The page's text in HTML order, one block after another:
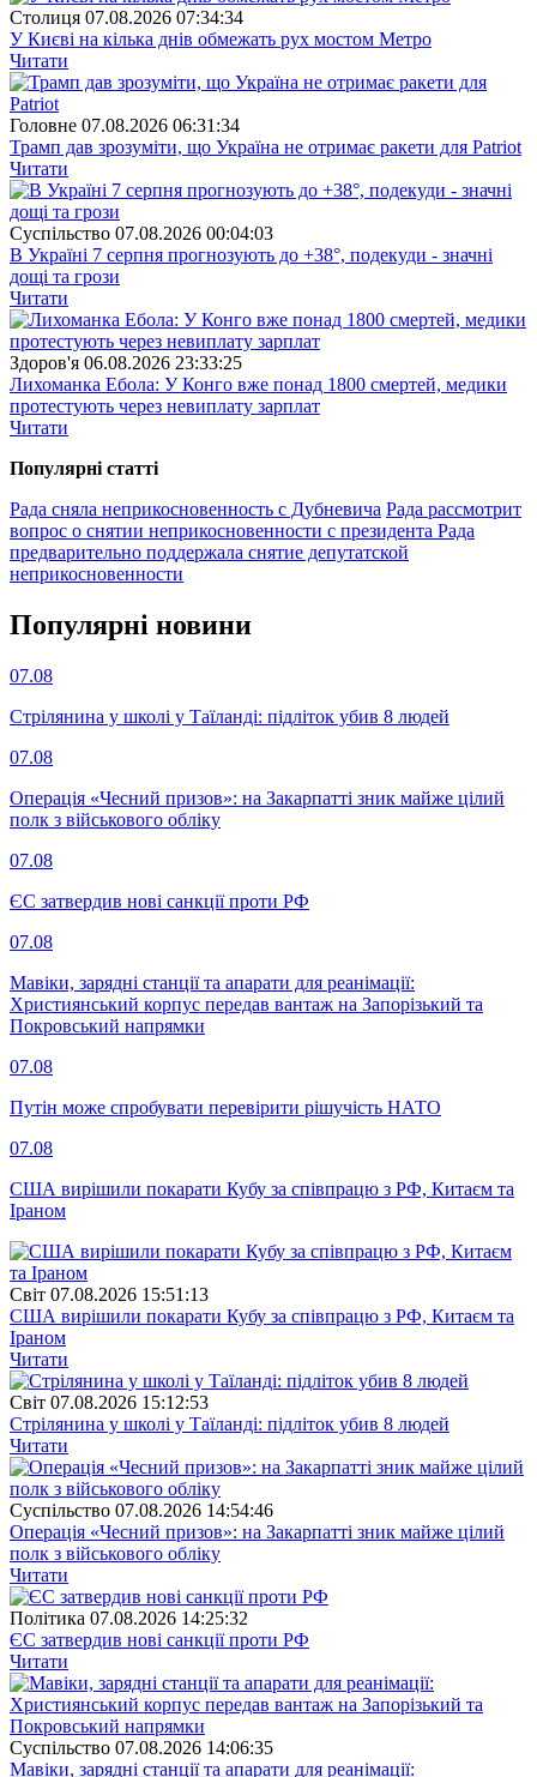
Столиця 07.08.2026 07:34:34
У Києві на кілька днів обмежать рух мостом Метро
Читати
Головне 07.08.2026 06:31:34
Трамп дав зрозуміти, що Україна не отримає ракети для Patriot
Читати
Суспiльство 07.08.2026 00:04:03
В Україні 7 серпня прогнозують до +38°, подекуди - значні
дощі та грози
Читати
Здоров'я 06.08.2026 23:33:25
Лихоманка Ебола: У Конго вже понад 1800 смертей, медики
протестують через невиплату зарплат
Читати
Популярнi статтi
Рада сняла неприкосновенность с Дубневича Рада рассмотрит
вопрос о снятии неприкосновенности с президента Рада
предварительно поддержала снятие депутатской
неприкосновенности
Популярнi новини
07.08
Стрілянина у школі у Таїланді: підліток убив 8 людей
07.08
Операція «Чесний призов»: на Закарпатті зник майже цілий
полк з військового обліку
07.08
ЄС затвердив нові санкції проти РФ
07.08
Мавіки, зарядні станції та апарати для реанімації:
Християнський корпус передав вантаж на Запорізький та
Покровський напрямки
07.08
Путін може спробувати перевірити рішучість НАТО
07.08
США вирішили покарати Кубу за співпрацю з РФ, Китаєм та
Іраном
Свiт 07.08.2026 15:51:13
США вирішили покарати Кубу за співпрацю з РФ, Китаєм та
Іраном
Читати
Свiт 07.08.2026 15:12:53
Стрілянина у школі у Таїланді: підліток убив 8 людей
Читати
Суспiльство 07.08.2026 14:54:46
Операція «Чесний призов»: на Закарпатті зник майже цілий
полк з військового обліку
Читати
Полiтика 07.08.2026 14:25:32
ЄС затвердив нові санкції проти РФ
Читати
Суспiльство 07.08.2026 14:06:35
Мавіки, зарядні станції та апарати для реанімації: